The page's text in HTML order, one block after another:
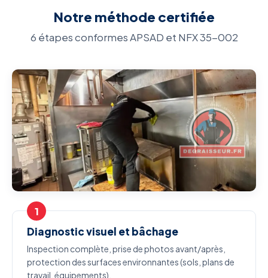
Notre méthode certifiée
6 étapes conformes APSAD et NFX 35-002
Diagnostic visuel et bâchage
Inspection complète, prise de photos avant/après,
protection des surfaces environnantes (sols, plans de
travail, équipements).